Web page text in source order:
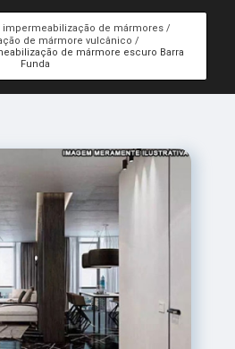
impermeabilização de mármores
de mármore vulcânico
de mármore escuro Barra
Funda